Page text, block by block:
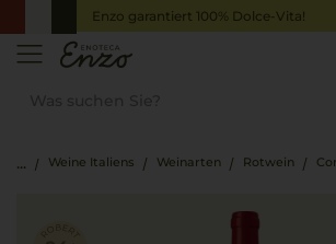
Enzo garantiert 100% Dolce-Vita!
Weine Italiens Weinarten Rotwein